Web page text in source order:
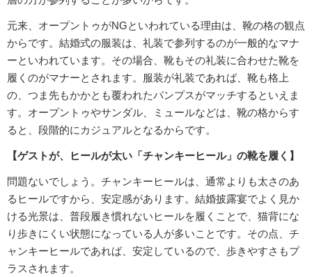
元来、オープントゥがNGといわれている理由は、靴の格の観点
からです。結婚式の服装は、礼装で参列するのが一般的なマナ
ーといわれています。その場合、靴もその礼装に合わせた靴を
履くのがマナーとされます。服装が礼装であれば、靴も格上
の、つま先もかかとも覆われたパンプスがマッチするといえま
す。オープントゥやサンダル、ミュールなどは、靴の格からす
ると、段階的にカジュアルとなるからです。
【ゲストが、ヒールが太い「チャンキーヒール」の靴を履く】
問題ないでしょう。チャンキーヒールは、通常よりも太さのあ
るヒールですから、安定感があります。結婚披露宴でよく見か
ける光景は、普段履き慣れないヒールを履くことで、猫背にな
り歩きにくい状態になっている人が多いことです。その点、チ
ャンキーヒールであれば、安定しているので、歩きやすさもプ
ラスされます。